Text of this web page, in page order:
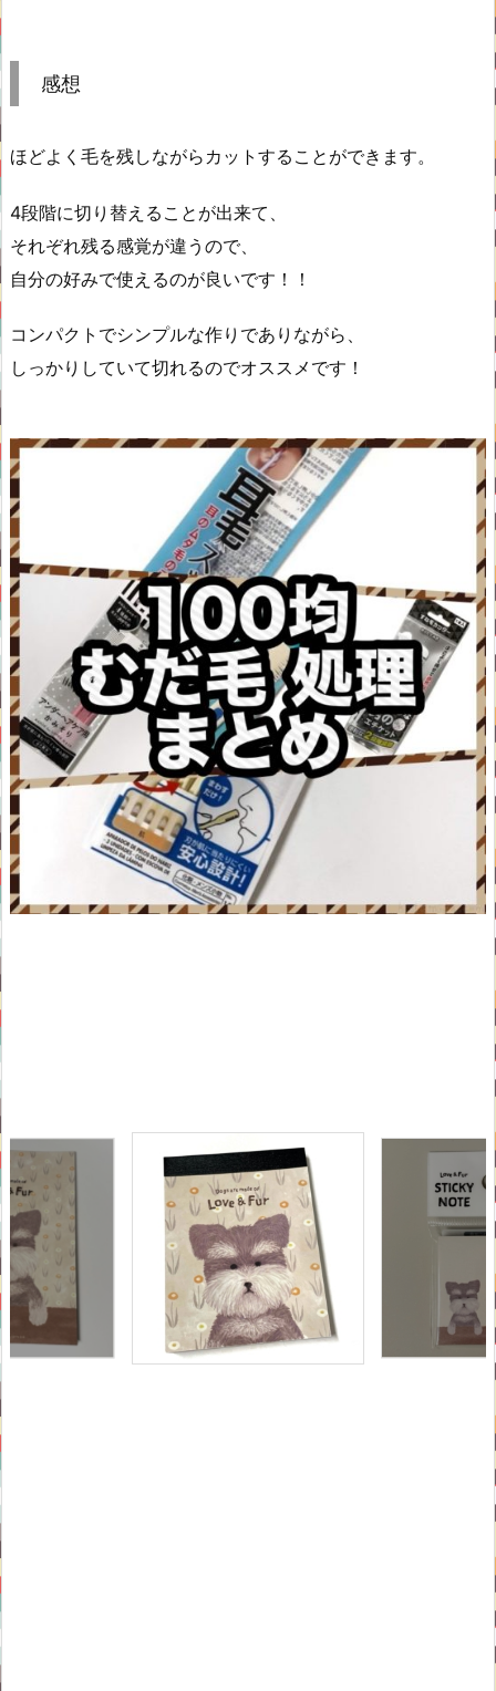
感想
ほどよく毛を残しながらカットすることができます。
4段階に切り替えることが出来て、
それぞれ残る感覚が違うので、
自分の好みで使えるのが良いです！！
コンパクトでシンプルな作りでありながら、
しっかりしていて切れるのでオススメです！